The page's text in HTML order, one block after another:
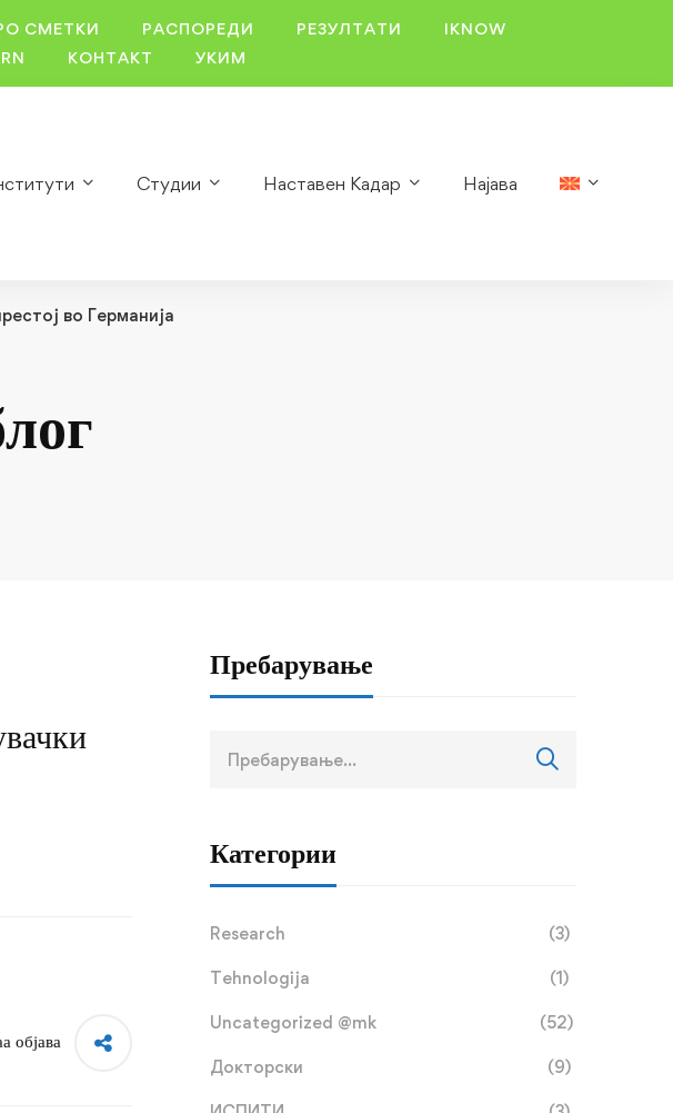
СМЕТКИ РАСПОРЕДИ РЕЗУЛТАТИ
IKNOW
КОНТАКТ УКИМ
Студии Наставен Кадар Најава
во Германија
објава
Пребарување
Категории
Research (3)
Tehnologija (1)
Uncategorized @mk (52)
Докторски (9)